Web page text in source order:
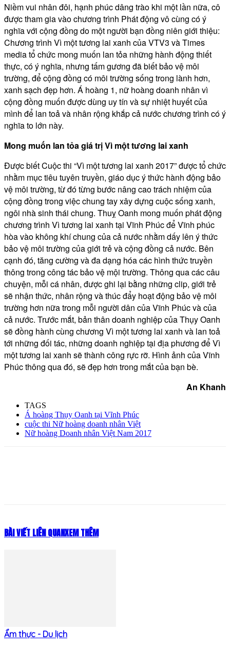
Niềm vui nhân đôi, hạnh phúc dâng trào khi một lần nữa, cô
được tham gia vào chương trình Phát động vô cùng có ý
nghĩa với cộng đồng do một người bạn đồng niên giới thiệu:
Chương trình Vì một tương lai xanh của VTV3 và Times
media tổ chức mong muốn lan tỏa những hành động thiết
thực, có ý nghĩa, nhưng tấm gương đã biết bảo vệ môi
trường, để cộng đồng có môi trường sống trong lành hơn,
xanh sạch đẹp hơn. Á hoàng 1, nữ hoàng doanh nhân vì
cộng đồng muốn được dùng uy tín và sự nhiệt huyết của
mình để lan toả và nhân rộng khắp cả nước chương trình có ý
nghĩa to lớn này.
Mong muốn lan tỏa giá trị Vì một tương lai xanh
Được biết Cuộc thi “Vì một tương lai xanh 2017” được tổ chức
nhằm mục tiêu tuyên truyền, giáo dục ý thức hành động bảo
vệ môi trường, từ đó từng bước nâng cao trách nhiệm của
cộng đồng trong việc chung tay xây dựng cuộc sống xanh,
ngôi nhà sinh thái chung. Thuỵ Oanh mong muốn phát động
chương trình Vì tương lai xanh tại Vĩnh Phúc để Vĩnh phúc
hòa vào không khí chung của cả nước nhằm dấy lên ý thức
bảo vệ môi trường của giới trẻ và cộng đồng cả nước. Bên
cạnh đó, tăng cường và đa dạng hóa các hình thức truyền
thông trong công tác bảo vệ mội trường. Thông qua các câu
chuyện, mỗi cá nhân, được ghi lại bằng những clip, giới trẻ
sẽ nhận thức, nhân rộng và thúc đẩy hoạt động bảo vệ môi
trường hơn nữa trong mỗi người dân của Vĩnh Phúc và của
cả nước. Trước mắt, bản thân doanh nghiệp của Thụy Oanh
sẽ đồng hành cùng chương Vì một tương lai xanh và lan toả
tới những đối tác, những doanh nghiệp tại địa phương để Vì
một tương lai xanh sẽ thành công rực rỡ. Hình ảnh của Vĩnh
Phúc thông qua đó, sẽ đẹp hơn trong mắt của bạn bè.
An Khanh
TAGS
Á hoàng Thụy Oanh tại Vĩnh Phúc
cuộc thi Nữ hoàng doanh nhân Việt
Nữ hoàng Doanh nhân Việt Nam 2017
BÀI VIẾT LIÊN QUANXEM THÊM
Ẩm thực - Du lịch